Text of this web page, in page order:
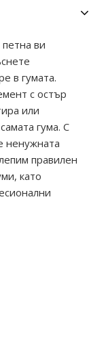
ви
в гумата.
с остър
или
гума. С
ненужната
правилен
като